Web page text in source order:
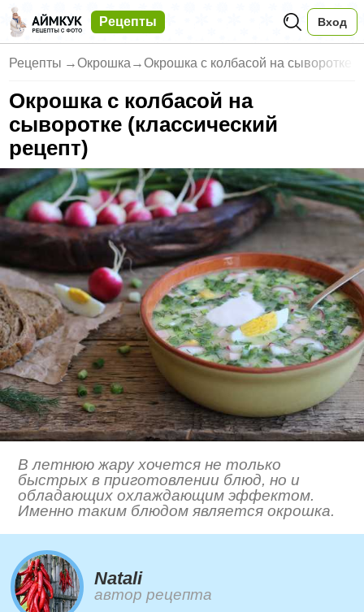
Рецепты Вход
Рецепты →Окрошка →Окрошка с колбасой на сыворотке
Окрошка с колбасой на
сыворотке (классический
рецепт)
В летнюю жару хочется не только
быстрых в приготовлении блюд, но и
обладающих охлаждающим эффектом.
Именно таким блюдом является окрошка.
Natali
автор рецепта